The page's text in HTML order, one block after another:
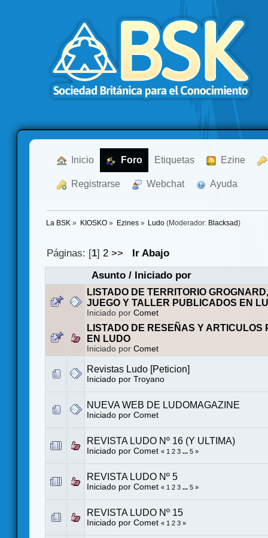
Inicio Foro Etiquetas Ezine
Registrarse Webchat Ayuda
La BSK » KIOSKO» Ezines» Ludo (Moderador: Blacksad )
Páginas: [1]2 >>
Ir Abajo
Asunto/ Iniciado por
LISTADO DE TERRITORIO
JUEGO Y TALLER PUBLICADOS EN
Iniciado por Comet
LISTADO DE RESEÑAS Y ARTICULOS
EN LUDO
Iniciado por Comet
Revistas Ludo [Peticion]
Iniciado por Troyano
NUEVA WEB DE LUDOMAGAZINE
Iniciado por Comet
REVISTA LUDO Nº 16 (Y ULTIMA)
Iniciado por Comet « 1 2 3 ... 5 »
REVISTA LUDO Nº 5
Iniciado por Comet « 1 2 3 ... 5 »
REVISTA LUDO Nº 15
Iniciado por Comet « 1 2 3 »